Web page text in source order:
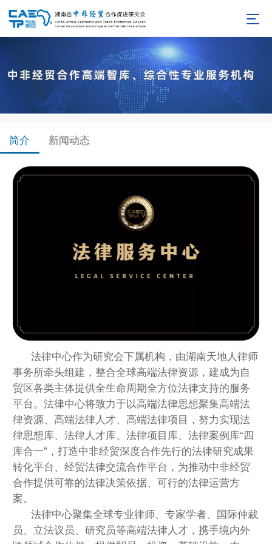
简介 新闻动态
法律中心作为研究会下属机构，由湖南天地人律师
事务所牵头组建，整合全球高端法律资源，建成为自
贸区各类主体提供全生命周期全方位法律支持的服务
平台。法律中心将致力于以高端法律思想聚集高端法
律资源、高端法律人才、高端法律项目，努力实现法
律思想库、法律人才库、法律项目库、法律案例库“四
库合一”，打造中非经贸深度合作先行的法律研究成果
转化平台、经贸法律交流合作平台，为推动中非经贸
合作提供可靠的法律决策依据、可行的法律运营方
案。
法律中心聚集全球专业律师、专家学者、国际仲裁
员、立法议员、研究员等高端法律人才，携手境内外